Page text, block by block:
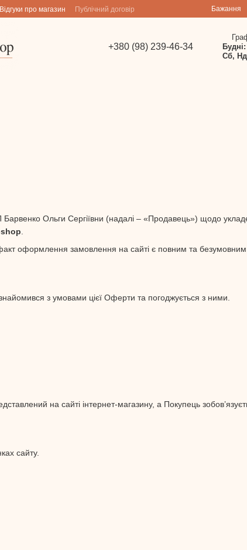
Відгуки про магазин Публічний договір Бажання
+380 (98) 239-46-34
Будні:
Сб,
Ольги Сергіївни (надалі – «Продавець») щодо
оформлення замовлення на сайті є повним та
з умовами цієї Оферти та погоджується з ними.
на сайті інтернет-магазину, а Покупець
сайту.